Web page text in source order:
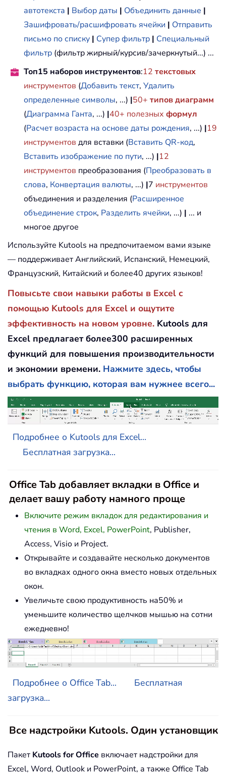
автотекста | Выбор даты | Объединить данные |
Зашифровать/расшифровать ячейки | Отправить
письмо по списку | Супер фильтр | Специальный
фильтр (фильтр жирный/курсив/зачеркнутый...) ...
Топ15 наборов инструментов:12 текстовых
инструментов (Добавить текст, Удалить
определенные символы, ...) |50+ типов диаграмм
(Диаграмма Ганта, ...) |40+ полезных формул
(Расчет возраста на основе даты рождения, ...) |19
инструментов для вставки (Вставить QR-код,
Вставить изображение по пути, ...) |12
инструментов преобразования (Преобразовать в
слова, Конвертация валюты, ...) |7 инструментов
объединения и разделения (Расширенное
объединение строк, Разделить ячейки, ...) | ... и
многое другое
Используйте Kutools на предпочитаемом вами языке
— поддерживает Английский, Испанский, Немецкий,
Французский, Китайский и более40 других языков!
Повысьте свои навыки работы в Excel с
помощью Kutools для Excel и ощутите
эффективность на новом уровне. Kutools для
Excel предлагает более300 расширенных
функций для повышения производительности
и экономии времени. Нажмите здесь, чтобы
выбрать функцию, которая вам нужнее всего...
Подробнее о Kutools для Excel...
Бесплатная загрузка...
Office Tab добавляет вкладки в Office и
делает вашу работу намного проще
Включите режим вкладок для редактирования и
чтения в Word, Excel, PowerPoint, Publisher,
Access, Visio и Project.
Открывайте и создавайте несколько документов
во вкладках одного окна вместо новых отдельных
окон.
Увеличьте свою продуктивность на50% и
уменьшите количество щелчков мышью на сотни
ежедневно!
Подробнее о Office Tab...
Бесплатная
загрузка...
Все надстройки Kutools. Один установщик
Пакет Kutools for Office включает надстройки для
Excel, Word, Outlook и PowerPoint, а также Office Tab